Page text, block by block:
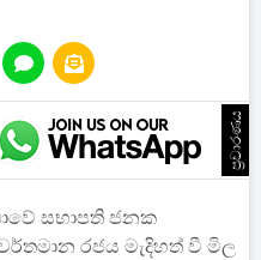
ප්‍රචාරණය
සභාපති ජනක
රජය මැදිහත් වී මිල